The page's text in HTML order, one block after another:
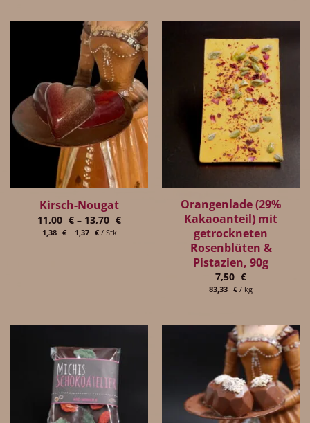
Kirsch-Nougat
11,00 € – 13,70 €
1,38 €– 1,37 €/ Stk
Orangenlade (29%
Kakaoanteil) mit
getrockneten
Rosenblüten &
Pistazien, 90g
7,50 €
83,33 € / kg